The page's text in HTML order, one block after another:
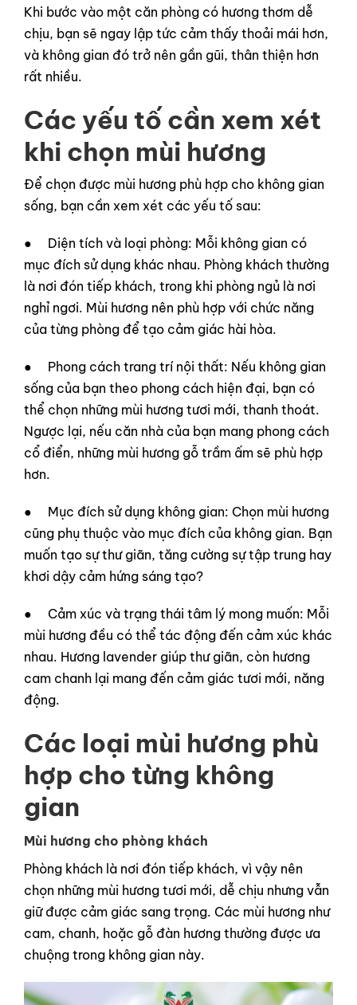
Khi bước vào một căn phòng có hương thơm dễ
chịu, bạn sẽ ngay lập tức cảm thấy thoải mái hơn,
và không gian đó trở nên gần gũi, thân thiện hơn
rất nhiều.
Các yếu tố cần xem xét
khi chọn mùi hương
Để chọn được mùi hương phù hợp cho không gian
sống, bạn cần xem xét các yếu tố sau:
● Diện tích và loại phòng: Mỗi không gian có
mục đích sử dụng khác nhau. Phòng khách thường
là nơi đón tiếp khách, trong khi phòng ngủ là nơi
nghỉ ngơi. Mùi hương nên phù hợp với chức năng
của từng phòng để tạo cảm giác hài hòa.
● Phong cách trang trí nội thất: Nếu không gian
sống của bạn theo phong cách hiện đại, bạn có
thể chọn những mùi hương tươi mới, thanh thoát.
Ngược lại, nếu căn nhà của bạn mang phong cách
cổ điển, những mùi hương gỗ trầm ấm sẽ phù hợp
hơn.
● Mục đích sử dụng không gian: Chọn mùi hương
cũng phụ thuộc vào mục đích của không gian. Bạn
muốn tạo sự thư giãn, tăng cường sự tập trung hay
khơi dậy cảm hứng sáng tạo?
● Cảm xúc và trạng thái tâm lý mong muốn: Mỗi
mùi hương đều có thể tác động đến cảm xúc khác
nhau. Hương lavender giúp thư giãn, còn hương
cam chanh lại mang đến cảm giác tươi mới, năng
động.
Các loại mùi hương phù
hợp cho từng không
gian
Mùi hương cho phòng khách
Phòng khách là nơi đón tiếp khách, vì vậy nên
chọn những mùi hương tươi mới, dễ chịu nhưng vẫn
giữ được cảm giác sang trọng. Các mùi hương như
cam, chanh, hoặc gỗ đàn hương thường được ưa
chuộng trong không gian này.